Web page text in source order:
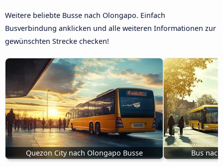
Weitere beliebte Busse nach Olongapo. Einfach
Busverbindung anklicken und alle weiteren Informationen zur
gewünschten Strecke checken!
Quezon City nach Olongapo Busse Bus